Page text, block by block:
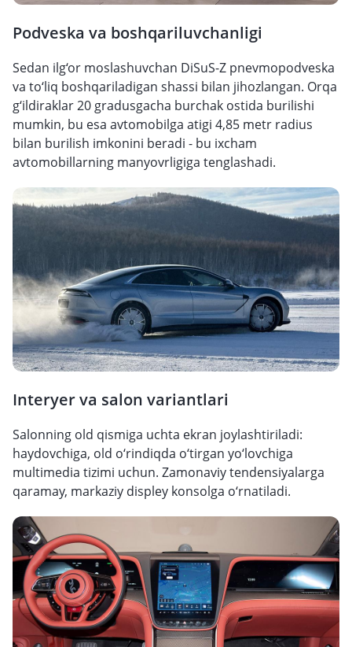
Podveska va boshqariluvchanligi
Sedan ilg‘or moslashuvchan DiSuS-Z pnevmopodveska
va to‘liq boshqariladigan shassi bilan jihozlangan. Orqa
g‘ildiraklar 20 gradusgacha burchak ostida burilishi
mumkin, bu esa avtomobilga atigi 4,85 metr radius
bilan burilish imkonini beradi - bu ixcham
avtomobillarning manyovrligiga tenglashadi.
Interyer va salon variantlari
Salonning old qismiga uchta ekran joylashtiriladi:
haydovchiga, old o‘rindiqda o‘tirgan yo‘lovchiga
multimedia tizimi uchun. Zamonaviy tendensiyalarga
qaramay, markaziy displey konsolga o‘rnatiladi.